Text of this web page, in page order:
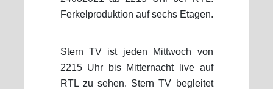
Ferkelproduktion auf sechs Etagen.
Stern TV ist jeden Mittwoch von
2215 Uhr bis Mitternacht live auf
RTL zu sehen. Stern TV begleitet